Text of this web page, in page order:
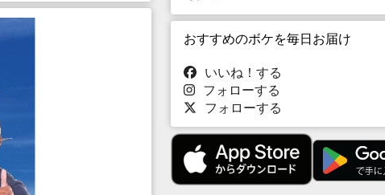
おすすめのボケを毎日お届け
いいね！する
フォローする
フォローする